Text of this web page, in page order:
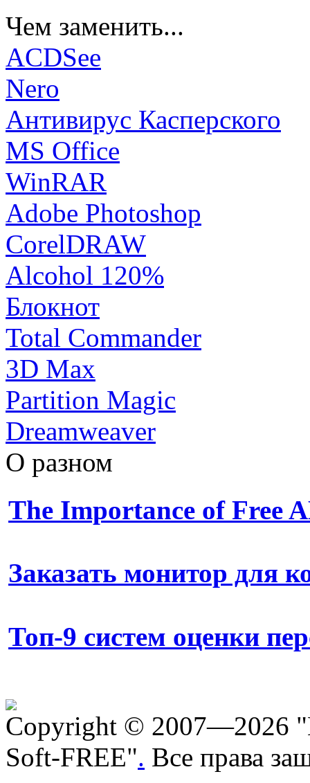
Чем заменить...
ACDSee
Nero
Антивирус Касперского
MS Office
WinRAR
Adobe Photoshop
CorelDRAW
Alcohol 120%
Блокнот
Total Commander
3D Max
Partition Magic
Dreamweaver
О разном
The Importance of Free
Заказать монитор для
Топ-9 систем оценки
Copyright © 2007—2026
Soft-FREE". Все права